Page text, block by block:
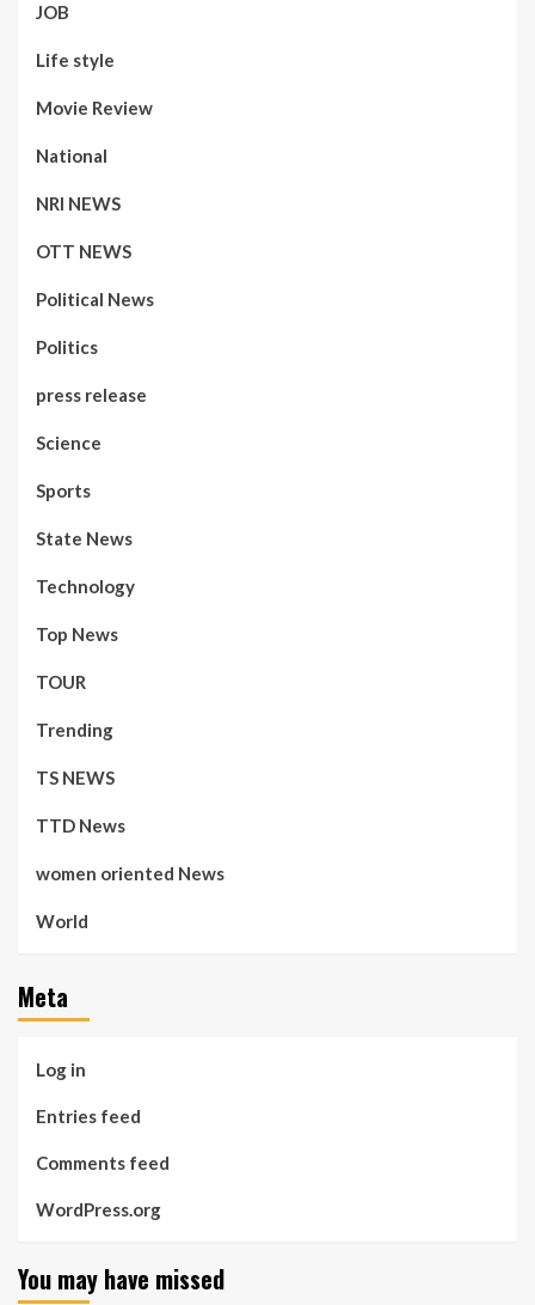
JOB
Life style
Movie Review
National
NRI NEWS
OTT NEWS
Political News
Politics
press release
Science
Sports
State News
Technology
Top News
TOUR
Trending
TS NEWS
TTD News
women oriented News
World
Meta
Log in
Entries feed
Comments feed
WordPress.org
You may have missed